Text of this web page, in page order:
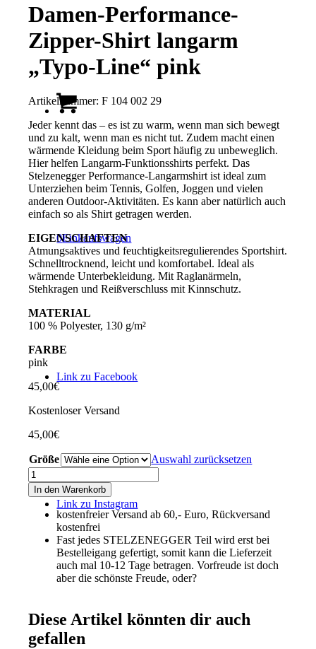
0Einkaufswagen
Link zu Facebook
Link zu Instagram
Damen-Performance-
Zipper-Shirt langarm
„Typo-Line“ pink
Artikelnummer:F 104 002 29
Jeder kennt das – es ist zu warm, wenn man sich bewegt
und zu kalt, wenn man es nicht tut. Zudem macht einen
wärmende Kleidung beim Sport häufig zu unbeweglich.
Hier helfen Langarm-Funktionsshirts perfekt. Das
Stelzenegger Performance-Langarmshirt ist ideal zum
Unterziehen beim Tennis, Golfen, Joggen und vielen
anderen Outdoor-Aktivitäten. Es kann aber natürlich auch
einfach so als Shirt getragen werden.
EIGENSCHAFTEN
Atmungsaktives und feuchtigkeitsregulierendes Sportshirt.
Schnelltrocknend, leicht und komfortabel. Ideal als
wärmende Unterbekleidung. Mit Raglanärmeln,
Stehkragen und Reißverschluss mit Kinnschutz.
MATERIAL
100 % Polyester, 130 g/m²
FARBE
pink
45,00€
Kostenloser Versand
45,00€
Größe
Auswahl zurücksetzen
Damen-
Performance-
Zipper-
Shirt
langarm
"Typo-
Menge
In den Warenkorb
kostenfreier Versand ab 60,- Euro, Rückversand
kostenfrei
Fast jedes STELZENEGGER Teil wird erst bei
Bestelleigang gefertigt, somit kann die Lieferzeit
auch mal 10-12 Tage betragen. Vorfreude ist doch
aber die schönste Freude, oder?
Diese Artikel könnten dir auch
gefallen